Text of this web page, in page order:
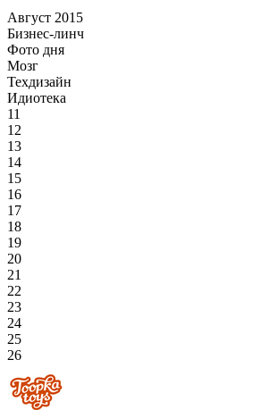
Август 2015
Бизнес-линч
Фото дня
Мозг
Техдизайн
Идиотека
11
12
13
14
15
16
17
18
19
20
21
22
23
24
25
26